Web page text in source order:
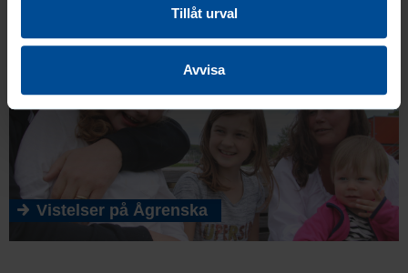
Tillåt urval
Avvisa
Vistelser på Ågrenska